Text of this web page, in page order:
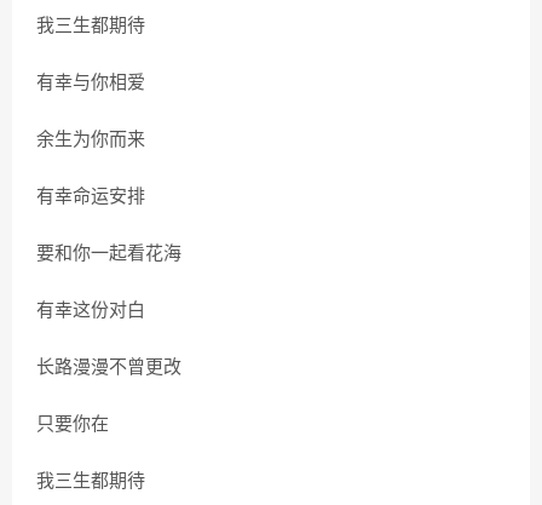
我三生都期待
有幸与你相爱
余生为你而来
有幸命运安排
要和你一起看花海
有幸这份对白
长路漫漫不曾更改
只要你在
我三生都期待